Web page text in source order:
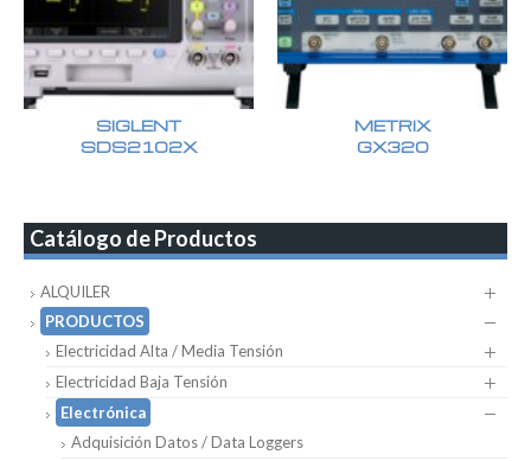
SIGLENT
SDS2102X
METRIX
GX320
Catálogo de Productos
ALQUILER
PRODUCTOS
Electricidad Alta / Media Tensión
Electricidad Baja Tensión
Electrónica
Adquisición Datos / Data Loggers